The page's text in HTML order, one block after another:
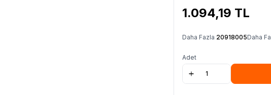
1.094,19 TL
Daha Fazla 20918005Daha
Adet